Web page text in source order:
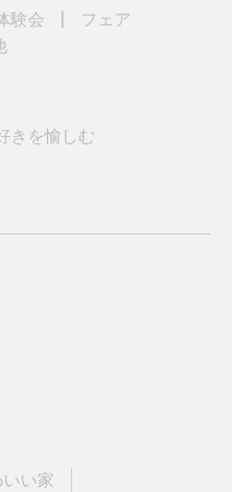
験会
フェア
きを愉しむ
いい家